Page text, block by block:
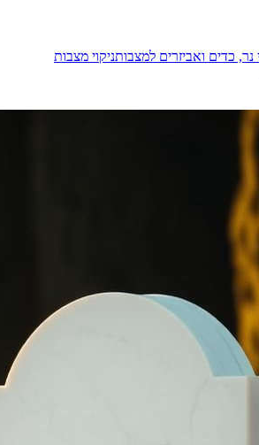
נר, כדים ואביזרים למצבותניקוי מצבות